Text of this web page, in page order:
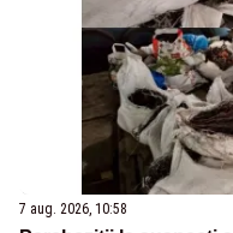
7 aug. 2026, 10:58